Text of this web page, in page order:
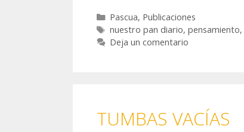
Categorías
Pascua, Publicaciones
Etiquetas
nuestro pan diario, pensamiento,
Deja un comentario
TUMBAS VACÍAS